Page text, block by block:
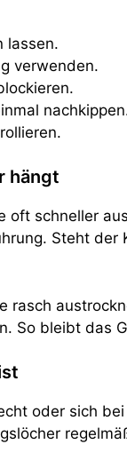
lassen.
verwenden.
hängt
schneller
Steht
So bleibt das
oder sich